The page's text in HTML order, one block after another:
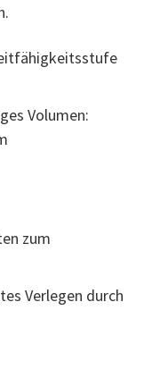
Volumen:
zum
Verlegen durch